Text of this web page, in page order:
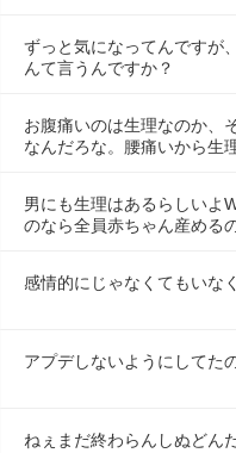
ずっと気になってんですが
んて言うんですか？
お腹痛いのは生理なのか、
なんだろな。腰痛いから生
男にも生理はあるらしいよ
のなら全員赤ちゃん産める
感情的にじゃなくてもいな
アプデしないようにしてた
ねぇまだ終わらんしぬどん